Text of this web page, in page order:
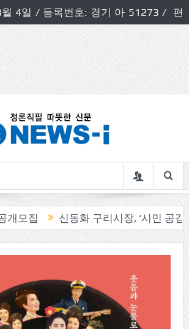
월 4일 / 등록번호: 경기 아 51273 / 편
득천 / 개인정보책임자 및 청소년보호호
시장, ‘시민 공감 로드체킹’ 송파구